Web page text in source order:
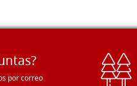
por correo